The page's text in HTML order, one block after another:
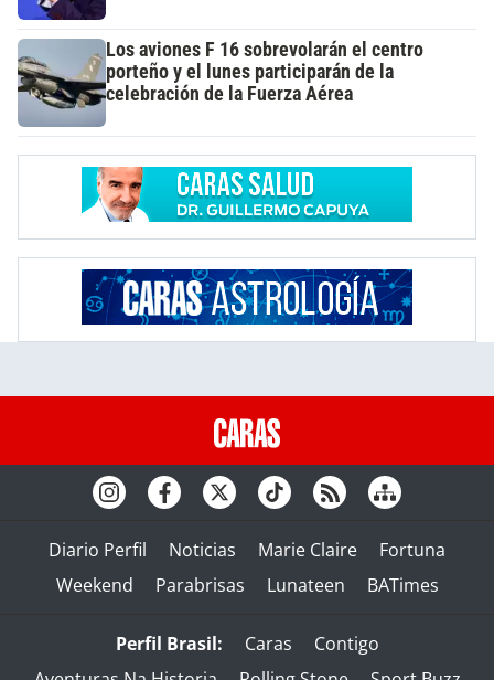
Los aviones F 16 sobrevolarán el centro
porteño y el lunes participarán de la
celebración de la Fuerza Aérea
Diario Perfil Noticias Marie Claire
Fortuna
Weekend
Parabrisas Lunateen BATimes
Perfil Brasil: Caras
Contigo